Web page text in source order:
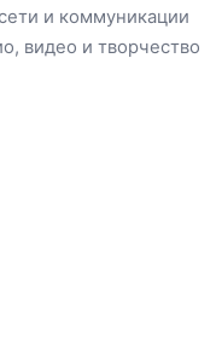
и коммуникации
видео и творчество